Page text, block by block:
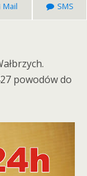
Mail SMS
powodów do